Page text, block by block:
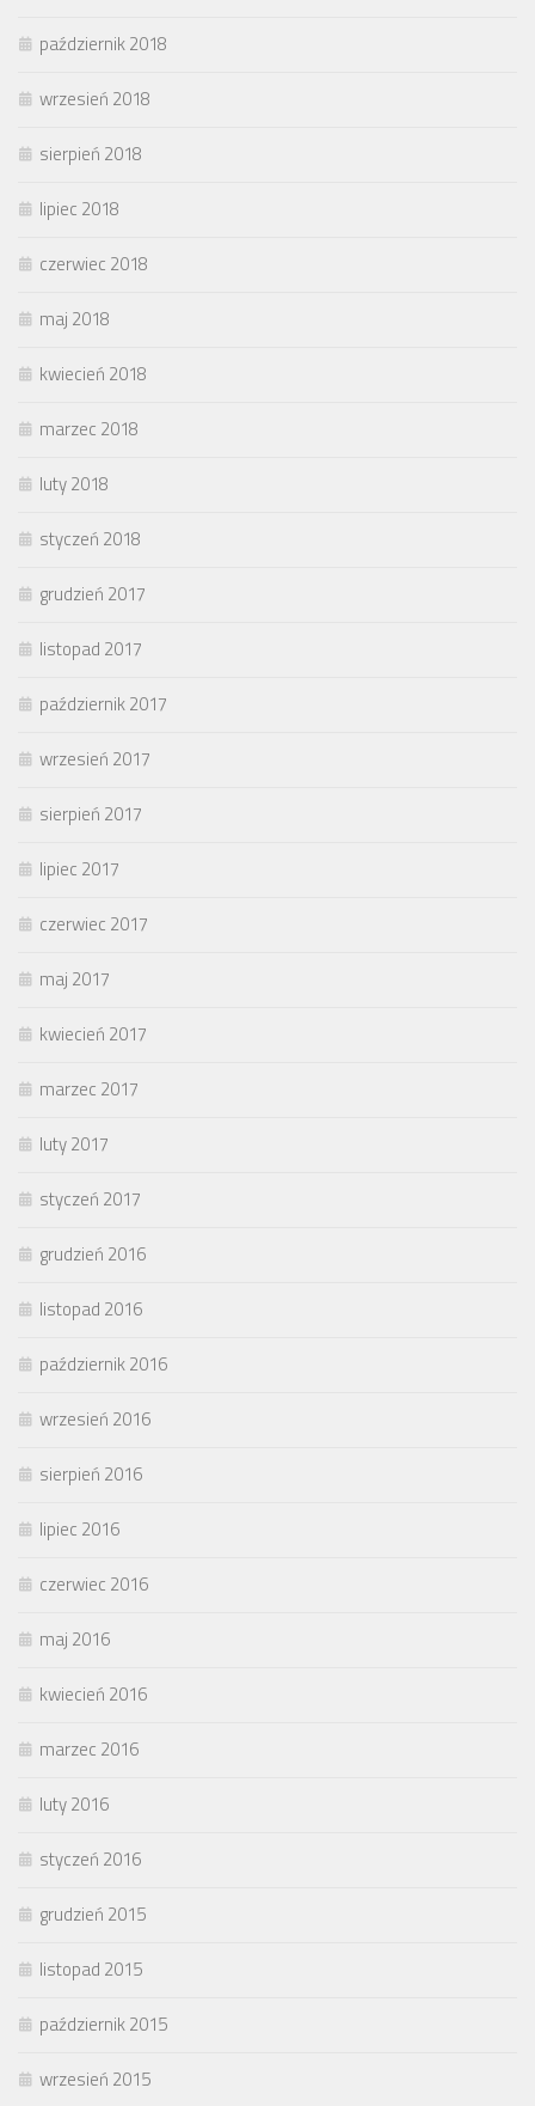
październik 2018
wrzesień 2018
sierpień 2018
lipiec 2018
czerwiec 2018
maj 2018
kwiecień 2018
marzec 2018
luty 2018
styczeń 2018
grudzień 2017
listopad 2017
październik 2017
wrzesień 2017
sierpień 2017
lipiec 2017
czerwiec 2017
maj 2017
kwiecień 2017
marzec 2017
luty 2017
styczeń 2017
grudzień 2016
listopad 2016
październik 2016
wrzesień 2016
sierpień 2016
lipiec 2016
czerwiec 2016
maj 2016
kwiecień 2016
marzec 2016
luty 2016
styczeń 2016
grudzień 2015
listopad 2015
październik 2015
wrzesień 2015